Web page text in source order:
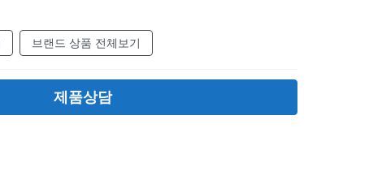
브랜드 상품 전체보기
제품상담